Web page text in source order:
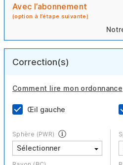
Avec l’abonnement
(option à l’étape suivante)
Correction(s)
Comment lire mon ordonnance
Œil gauche
Sphère (PWR)